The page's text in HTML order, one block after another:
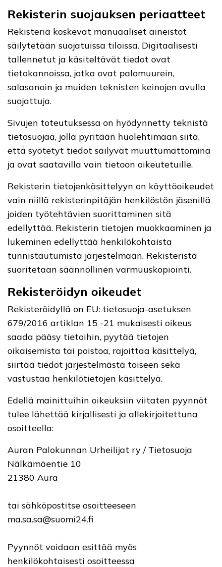
Rekisterin suojauksen periaatteet
Rekisteriä koskevat manuaaliset aineistot
säilytetään suojatuissa tiloissa. Digitaalisesti
tallennetut ja käsiteltävät tiedot ovat
tietokannoissa, jotka ovat palomuurein,
salasanoin ja muiden teknisten keinojen avulla
suojattuja.
Sivujen toteutuksessa on hyödynnetty teknistä
tietosuojaa, jolla pyritään huolehtimaan siitä,
että̈ syötetyt tiedot säilyvät muuttumattomina
ja ovat saatavilla vain tietoon oikeutetuille.
Rekisterin tietojenkäsittelyyn on käyttöoikeudet
vain niillä rekisterinpitäjän henkilöstön jäsenillä
joiden työtehtävien suorittaminen sitä
edellyttää. Rekisterin tietojen muokkaaminen ja
lukeminen edellyttää henkilökohtaista
tunnistautumista järjestelmään. Rekisteristä
suoritetaan säännöllinen varmuuskopiointi.
Rekisteröidyn oikeudet
Rekisteröidyllä on EU: tietosuoja-asetuksen
679/2016 artiklan 15 -21 mukaisesti oikeus
saada pääsy tietoihin, pyytää tietojen
oikaisemista tai poistoa, rajoittaa käsittelyä,
siirtää tiedot järjestelmästä toiseen sekä
vastustaa henkilötietojen käsittelyä.
Edellä mainittuihin oikeuksiin viitaten pyynnöt
tulee lähettää kirjallisesti ja allekirjoitettuna
osoitteella:
Auran Palokunnan Urheilijat ry / Tietosuoja
Nälkämäentie 10
21380 Aura
tai sähköpostitse osoitteeseen
ma.sa.sa@suomi24.fi
Pyynnöt voidaan esittää myös
henkilökohtaisesti osoitteessa